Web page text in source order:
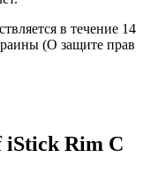
в течение 14
(О защите прав
iStick Rim C